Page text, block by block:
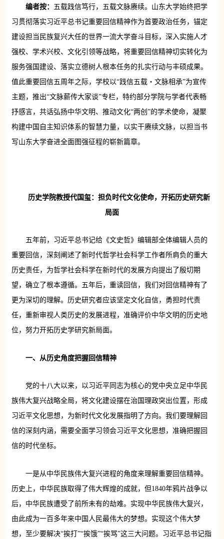
编者按： 五载践信笃行，五载文脉赓续。山东大学始终把学
习贯彻落实习近平总书记重要回信精神作为首要政治任务，锚定
建设担当民族复兴大任的世界一流大学奋斗目标，深入实施人才
强校、学术兴校、文化引领等战略，将重要回信精神切实转化为
服务强国建设、落实立德树人根本任务的扎实行动与丰硕成果。
值此重要回信五周年之际，学校以“践信五载・文脉相承”为宣传
主题，推出“文脉薪传大家谈”专栏，特约部分学院与学者代表畅
抒感言，共话弘扬中华文明、推动文化“两创”的学术使命，凝聚
构建中国自主知识体系的智慧力量，以实干赓续文脉，以担当书
写山东大学奋进全面图强征程的崭新篇章。
历史学院教授代国玺：担负时代文化使命，开拓历史研究新
局面
五年前，习近平总书记给《文史哲》编辑部全体编辑人员的
重要回信，深刻阐述了新时代哲学社会科学工作者所肩负的重大
历史责任，为哲学社会科学在新时代的发展方向提出了殷切期
望，确立了根本遵循。五年后，重读回信，我们对回信精神有了
更为深切的理解。历史研究者应该坚定文化自信，勇担时代责
任，重新审视人类历史的发展进程，准确评价中华文明的历史地
位，努力开拓历史学研究新局面。
一、从历史角度把握回信精神
党的十八大以来，以习近平同志为核心的党中央立足中华民
族伟大复兴战略全局，将文化建设摆在治国理政突出位置，形成
习近平文化思想，为新时代文化发展指明了方向。我们要理解回
信的深刻内涵，需要全面学习领会习近平文化思想，准确把握回
信的时代坐标。
一是从中华民族伟大复兴进程的角度来理解重要回信精神。
历史上，中华民族取得了伟大辉煌的成就，但1840年鸦片战争以
后，中华民族遭受了前所未有的劫难。实现中华民族伟大复兴，
由此成为一百多年来中国人民最伟大的梦想。实现这个伟大梦
想，至少要解决“挨打”“挨饿”“挨骂”这三大问题。习近平总书记指